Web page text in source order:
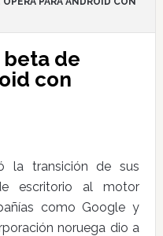
de
con
la transición de sus
escritorio al motor
como Google y
noruega dio a